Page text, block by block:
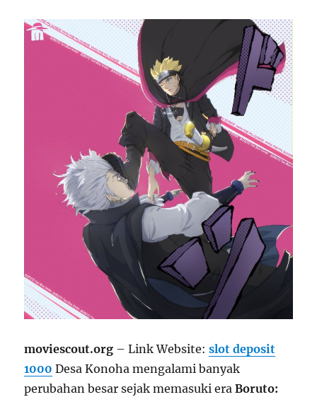
moviescout.org – Link Website:slot deposit
1000 Desa Konoha mengalami banyak
perubahan besar sejak memasuki eraBoruto: